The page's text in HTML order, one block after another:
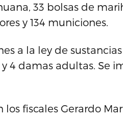
33 bolsas de
y 134 municiones.
a la ley de
4 damas adultas. Se
los fiscales Gerardo